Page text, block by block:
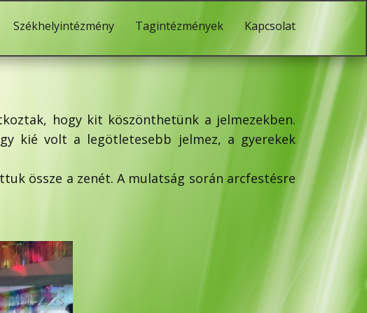
Székhelyintézmény Tagintézmények Kapcsolat
hogy kit köszönthetünk a jelmezekben.
kié volt a legötletesebb jelmez, a gyerekek
össze a zenét. A mulatság során arcfestésre